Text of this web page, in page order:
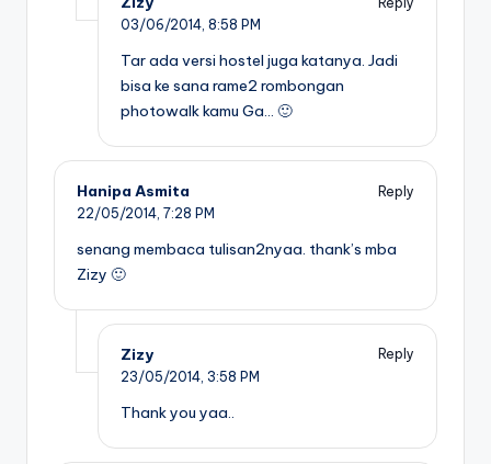
03/06/2014, 8:58 PM
Tar ada versi hostel juga katanya. Jadi
bisa ke sana rame2 rombongan
photowalk kamu Ga… 🙂
Hanipa Asmita
Reply
22/05/2014, 7:28 PM
senang membaca tulisan2nyaa. thank’s mba
Zizy 🙂
Zizy
Reply
23/05/2014, 3:58 PM
Thank you yaa..